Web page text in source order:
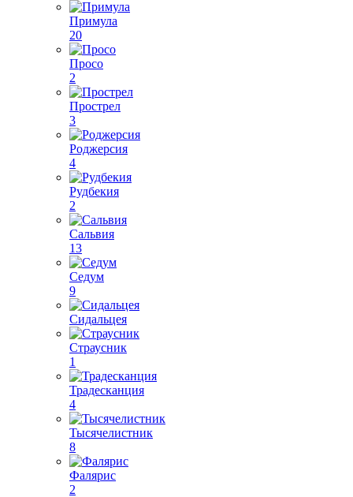
Примула
20
Просо
2
Прострел
3
Роджерсия
4
Рудбекия
2
Сальвия
13
Седум
9
Сидальцея
Страусник
1
Традесканция
4
Тысячелистник
8
Фалярис
2